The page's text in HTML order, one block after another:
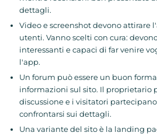
dettagli.
Video e screenshot devono attirare
utenti. Vanno scelti con cura:
interessanti e capaci di far venire
l'app.
Un forum può essere un buon
informazioni sul sito. Il proprietario
discussione e i visitatori
confrontarsi sui dettagli.
Una variante del sito è la landing